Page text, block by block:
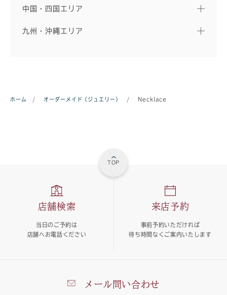
中国・四国エリア
九州・沖縄エリア
ホーム / オーダーメイド（ジュエリー） / Necklace
TOP
メール問い合わせ
店舗検索
当日のご予約は
店舗へお電話ください
来店予約
事前予約いただければ
待ち時間なくご案内いたします